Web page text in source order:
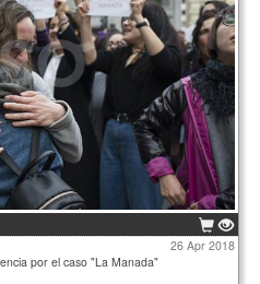
26 Apr 2018
por el caso "La Manada"